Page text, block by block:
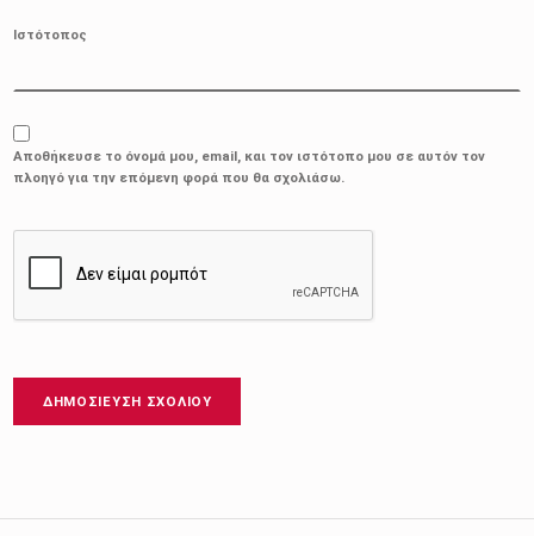
Ιστότοπος
Αποθήκευσε το όνομά μου, email, και τον ιστότοπο μου σε αυτόν τον
πλοηγό για την επόμενη φορά που θα σχολιάσω.
Πλοήγηση άρθρων